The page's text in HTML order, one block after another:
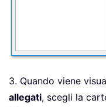
3. Quando viene
allegati, scegli la